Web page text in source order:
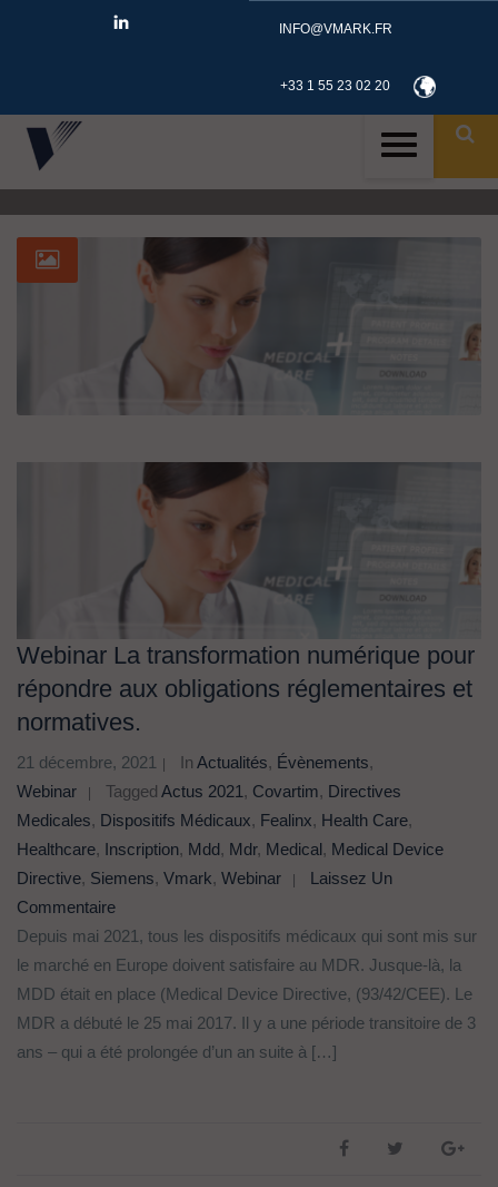
INFO@VMARK.FR
+33 1 55 23 02 20 ID
Webinar La transformation numérique pour
répondre aux obligations réglementaires et
normatives.
21 décembre, 2021 In Actualités, Évènements,
Webinar
Tagged Actus 2021 , Covartim, Directives
Medicales, Dispositifs Médicaux, Fealinx, Health Care,
Healthcare, Inscription, Mdd, Mdr, Medical, Medical Device
Directive, Siemens, Vmark, Webinar
Laissez Un
Commentaire
Depuis mai 2021, tous les dispositifs médicaux qui sont mis sur
le marché en Europe doivent satisfaire au MDR. Jusque-là, la
MDD était en place (Medical Device Directive, (93/42/CEE). Le
MDR a débuté le 25 mai 2017. Il y a une période transitoire de 3
ans – qui a été prolongée d’un an suite à […]